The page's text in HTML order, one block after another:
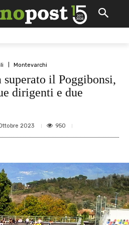
Montevarchi
il Poggibonsi,
dirigenti e due
2023 950